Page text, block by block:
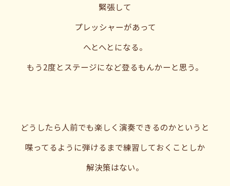
緊張して
プレッシャーがあって
へとへとになる。
もう2度とステージになど登るもんかーと思う。
どうしたら人前でも楽しく演奏できるのかというと
喋ってるように弾けるまで練習しておくことしか
解決策はない。